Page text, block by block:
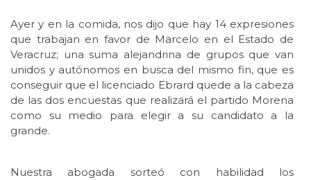
Ayer y en la comida, nos dijo que hay 14 expresiones
que trabajan en favor de Marcelo en el Estado de
Veracruz; una suma alejandrina de grupos que van
unidos y autónomos en busca del mismo fin, que es
conseguir que el licenciado Ebrard quede a la cabeza
de las dos encuestas que realizará el partido Morena
como su medio para elegir a su candidato a la
grande.
Nuestra abogada sorteó con habilidad los